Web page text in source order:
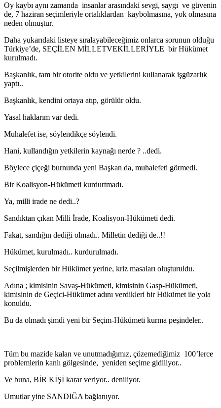
Oy kaybı aynı zamanda insanlar arasındaki sevgi, saygı ve güvenin
de, 7 haziran seçimleriyle ortalıklardan kaybolmasına, yok olmasına
neden olmuştur.
Daha yukarıdaki listeye sıralayabileceğimiz onlarca sorunun olduğu
Türkiye’de, SEÇİLEN MİLLETVEKİLLERİYLE bir Hükümet
kurulmadı.
Başkanlık, tam bir otorite oldu ve yetkilerini kullanarak işgüzarlık
yaptı..
Başkanlık, kendini ortaya atıp, görülür oldu.
Yasal haklarım var dedi.
Muhalefet ise, söylendikçe söylendi.
Hani, kullandığın yetkilerin kaynağı nerde ? ..dedi.
Böylece çiçeği burnunda yeni Başkan da, muhalefeti görmedi.
Bir Koalisyon-Hükümeti kurdurtmadı.
Ya, milli irade ne dedi..?
Sandıktan çıkan Milli İrade, Koalisyon-Hükümeti dedi.
Fakat, sandığın dediği olmadı.. Milletin dediği de..!!
Hükümet, kurulmadı.. kurdurulmadı.
Seçilmişlerden bir Hükümet yerine, kriz masaları oluşturuldu.
Adına ; kimisinin Savaş-Hükümeti, kimisinin Gasp-Hükümeti,
kimisinin de Geçici-Hükümet adını verdikleri bir Hükümet ile yola
konuldu.
Bu da olmadı şimdi yeni bir Seçim-Hükümeti kurma peşindeler..
Tüm bu mazide kalan ve unutmadığımız, çözemediğimiz 100’lerce
problemlerin kanlı gölgesinde, yeniden seçime gidiliyor..
Ve buna, BİR KİŞİ karar veriyor.. deniliyor.
Umutlar yine SANDIĞA bağlanıyor.